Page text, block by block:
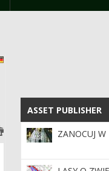
Deutsch
ASSET PUBLISHER
ASSET PUBLISHER
ZANOCUJ W